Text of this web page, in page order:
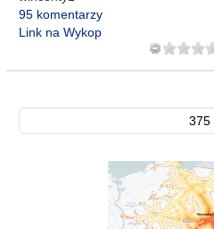
95 komentarzy
Link na Wykop
375